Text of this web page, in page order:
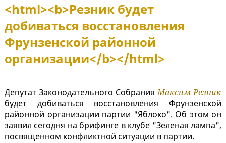
<html><b>Резник будет
добиваться восстановления
Фрунзенской районной
организации</b></html>
Депутат Законодательного СобранияМаксим Резник
будет добиваться восстановления Фрунзенской
районной организации партии "Яблоко". Об этом он
заявил сегодня на брифинге в клубе "Зеленая лампа",
посвященном конфликтной ситуации в партии.